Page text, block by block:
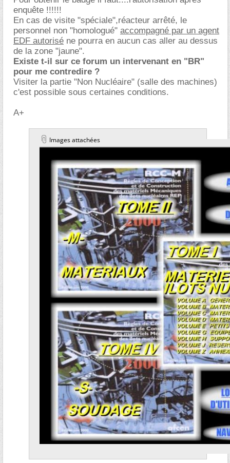
enquête !!!!!!
En cas de visite "spéciale",réacteur arrêté, le
personnel non "homologué" accompagné par un agent
EDF autorisé ne pourra en aucun cas aller au dessus
de la zone "jaune".
Existe t-il sur ce forum un intervenant en "BR"
pour me contredire ?
Visiter la partie "Non Nucléaire" (salle des machines)
c'est possible sous certaines conditions.
A+
Images attachées